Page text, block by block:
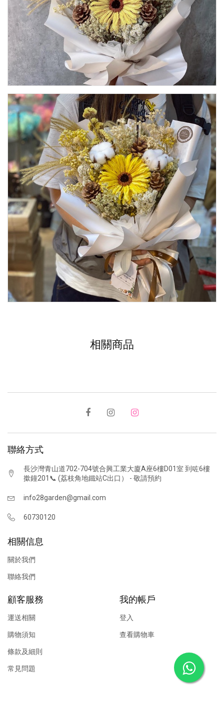
相關商品
聯絡方式
長沙灣青山道702-704號合興工業大廈A座6樓D01室 到咗6樓
撳鐘201📞 (荔枝角地鐵站C出口） - 敬請預約
info28garden@gmail.com
60730120
相關信息
關於我們
聯絡我們
顧客服務
運送相關
購物須知
條款及細則
常見問題
我的帳戶
登入
查看購物車